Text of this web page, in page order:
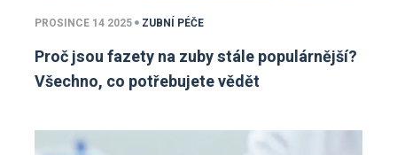
PROSINCE 14 2025 ZUBNÍ PÉČE
Proč jsou fazety na zuby stále populárnější?
Všechno, co potřebujete vědět